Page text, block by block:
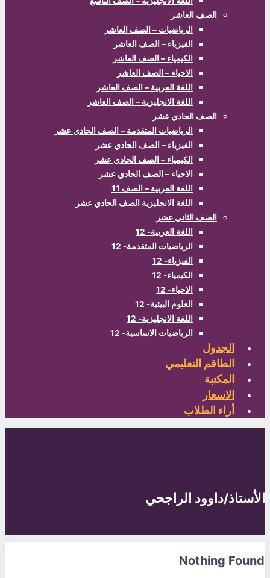
الصف العاشر
الرياضيات – الصف العاشر
الفيزياء – الصف العاشر
الكيمياء – الصف العاشر
الاحياء – الصف العاشر
اللغة العربية – الصف العاشر
اللغة الانجليزية – الصف العاشر
الصف الحادي عشر
الرياضيات المتقدمة – الصف الحادي عشر
الفيزياء – الصف الحادي عشر
الكيمياء – الصف الحادي عشر
الاحياء – الصف الحادي عشر
اللغة العربية – الصف 11
اللغة الانجليزية الصف الحادي عشر
الصف الثاني عشر
اللغة العربية- 12
الرياضيات المتقدمة- 12
الفيزياء- 12
الكيمياء- 12
الاحياء- 12
العلوم البيئية- 12
اللغة الانجليزية- 12
الرياضيات الاساسية- 12
الجدول
الطاقم التعليمي
المكتبة
الاسعار
أراء الطلاب
داوود الراجحي
Nothing